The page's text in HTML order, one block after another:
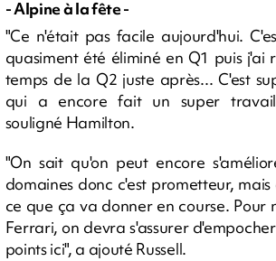
- Alpine à la fête -
"Ce n'était pas facile aujourd'hui.
quasiment été éliminé en Q1 puis j'ai
temps de la Q2 juste après... C'est
qui a encore fait un super
souligné Hamilton.
"On sait qu'on peut encore
domaines donc c'est prometteur,
ce que ça va donner en course. Pour
Ferrari, on devra s'assurer
points ici", a ajouté Russell.